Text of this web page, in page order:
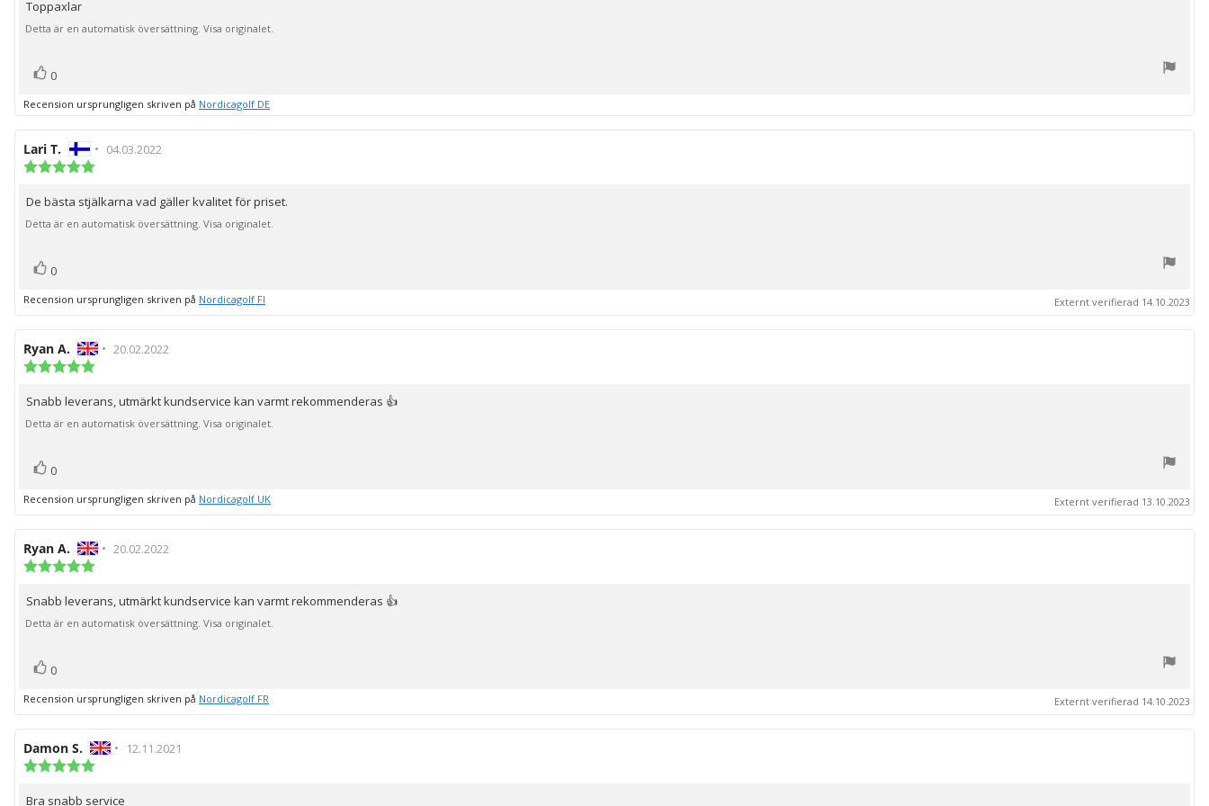
stjärnor
Recensionstext:
Toppaxlar
Detta är en automatisk översättning. Visa originalet.
Rösta
0
Recension ursprungligen skriven på Nordicagolf DE
Recensionsförfattare:
Lari T. • Recensionsdatum:
04.03.2022
utav
5
stjärnor
Recensionstext:
De bästa stjälkarna vad gäller kvalitet för priset.
Detta är en automatisk översättning. Visa originalet.
Rösta
0
Recension ursprungligen skriven på Nordicagolf FI Externt verifierad 14.10.2023
Recensionsförfattare:
Ryan A. • Recensionsdatum:
20.02.2022
5
stjärnor
Recensionstext:
Snabb leverans, utmärkt kundservice kan varmt rekommenderas 👍
Detta är en automatisk översättning. Visa originalet.
Rösta
0
Recension ursprungligen skriven på Nordicagolf UK Externt verifierad 13.10.2023
Recensionsförfattare:
Ryan A. • Recensionsdatum:
20.02.2022
5
stjärnor
Recensionstext:
Snabb leverans, utmärkt kundservice kan varmt rekommenderas 👍
Detta är en automatisk översättning. Visa originalet.
Rösta
0
Recension ursprungligen skriven på Nordicagolf FR Externt verifierad 14.10.2023
Recensionsförfattare:
Damon S. • Recensionsdatum:
12.11.2021
Bra snabb service